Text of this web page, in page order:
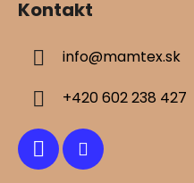
Kontakt
info@mamtex.sk
+420 602 238 427